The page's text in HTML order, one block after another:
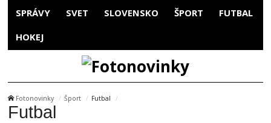
SPRÁVY SVET SLOVENSKO ŠPORT FUTBAL
HOKEJ
Fotonovinky Šport Futbal
Futbal